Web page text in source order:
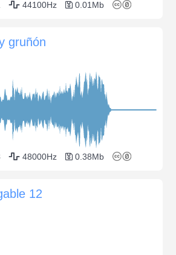
44100Hz 0.01Mb
gruñón
48000Hz 0.38Mb
12